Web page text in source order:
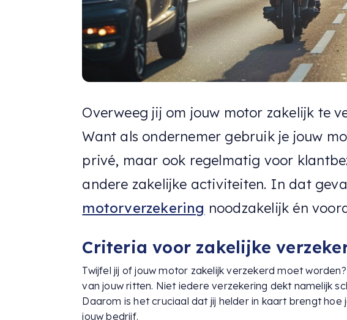
Overweeg jij om jouw motor zakelijk te
Want als ondernemer gebruik je jouw
privé, maar ook regelmatig voor
andere zakelijke activiteiten. In dat
motorverzekering noodzakelijk én
Criteria voor zakelijke
Twijfel jij of jouw motor zakelijk verzekerd moet
van jouw ritten. Niet iedere verzekering dekt namelijk
Daarom is het cruciaal dat jij helder in kaart brengt hoe
jouw bedrijf.